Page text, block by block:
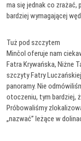
ma się jednak co
bardziej wymagającej
Tuż pod szczytem
Minčol oferuje nam
Fatra Krywańska, Niżne
szczyty Fatry
panoramy. Nie
otoczeniu, tym bardziej,
Próbowaliśmy
„nazwać” leżące w